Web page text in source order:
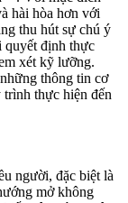
hài hòa hơn với
thu hút sự chú ý
quyết định thực
xét kỹ lưỡng.
thông tin cơ
trình thực hiện đến
người, đặc biệt là
mở không